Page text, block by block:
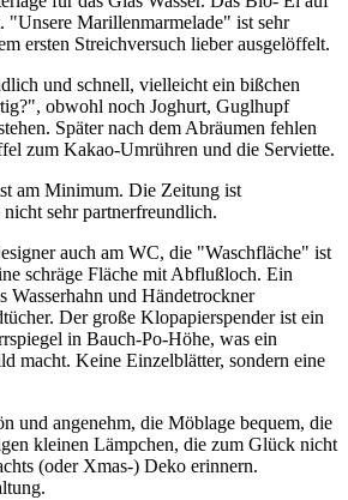
"Unsere Marillenmarmelade" ist sehr
ersten Streichversuch lieber ausgelöffelt.
und schnell, vielleicht ein bißchen
obwohl noch Joghurt, Guglhupf
Später nach dem Abräumen fehlen
zum Kakao-Umrühren und die Serviette.
am Minimum. Die Zeitung ist
nicht sehr partnerfreundlich.
auch am WC, die "Waschfläche" ist
schräge Fläche mit Abflußloch. Ein
und Händetrockner
Der große Klopapierspender ist ein
in Bauch-Po-Höhe, was ein
macht. Keine Einzelblätter, sondern eine
und angenehm, die Möblage bequem, die
kleinen Lämpchen, die zum Glück nicht
(oder Xmas-) Deko erinnern.